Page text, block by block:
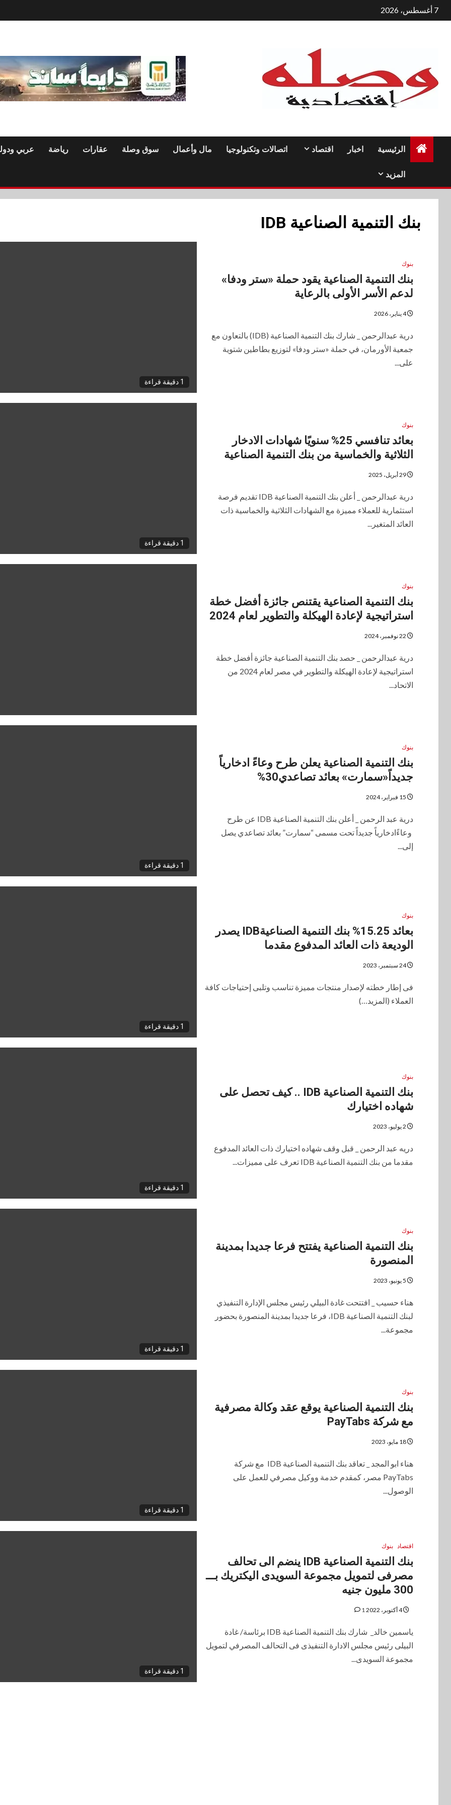
التجاوز
إلى
7 أغسطس، 2026
الرئيسية اخبار اقتصاد اتصالات وتكنولوجيا مال وأعمال سوق وصلة عقارات رياضة عربي
المزيد
بنك التنمية الصناعية IDB
1 دقيقة قراءة
بنوك
بنك التنمية الصناعية يقود حملة «ستر ودفا»
لدعم الأسر الأولى بالرعاية
4 يناير، 2026
درية عبدالرحمن _ شارك بنك التنمية الصناعية (IDB) بالتعاون مع
جمعية الأورمان، في حملة «ستر ودفا» لتوزيع بطاطين شتوية
على...
1 دقيقة قراءة
بنوك
بعائد تنافسي 25% سنويًا شهادات الادخار
الثلاثية والخماسية من بنك التنمية الصناعية
29 أبريل، 2025
درية عبدالرحمن _ أعلن بنك التنمية الصناعية IDB تقديم فرصة
استثمارية للعملاء مميزة مع الشهادات الثلاثية والخماسية ذات
العائد المتغير...
بنوك
بنك التنمية الصناعية يقتنص جائزة أفضل خطة
استراتيجية لإعادة الهيكلة والتطوير لعام 2024
درية عبدالرحمن _ حصد بنك التنمية الصناعية جائزة أفضل خطة
استراتيجية لإعادة الهيكلة والتطوير في مصر لعام 2024 من
الاتحاد...
1 دقيقة قراءة
بنوك
بنك التنمية الصناعية يعلن طرح وعاءً ادخارياً
جديداً«سمارت» بعائد تصاعدي30%
درية عبد الرحمن _ أعلن بنك التنمية الصناعية IDB عن طرح
وعاءًادخارياً جديداً تحت مسمى “سمارت” بعائد تصاعدي يصل
إلى...
1 دقيقة قراءة
بنوك
بعائد 15.25% بنك التنمية الصناعيةIDB يصدر
الوديعة ذات العائد المدفوع مقدما
24 سبتمبر، 2023
فى إطار خطته لإصدار منتجات مميزة تناسب وتلبى إحتياجات كافة
العملاء (المزيد…)
1 دقيقة قراءة
بنوك
بنك التنمية الصناعية IDB .. كيف تحصل على
شهاده اختيارك
دريه عبد الرحمن _ قبل وقف شهاده اختيارك ذات العائد المدفوع
مقدما من بنك التنمية الصناعية IDB تعرف على مميزات...
1 دقيقة قراءة
بنوك
بنك التنمية الصناعية يفتتح فرعا جديدا بمدينة
المنصورة
هناء حسيب _ افتتحت غادة البيلي رئيس مجلس الإدارة التنفيذي
لبنك التنمية الصناعية IDB، فرعا جديدا بمدينة المنصورة بحضور
مجموعة...
1 دقيقة قراءة
بنوك
بنك التنمية الصناعية يوقع عقد وكالة مصرفية
مع شركة PayTabs
18 مايو، 2023
هناء ابو المجد _ تعاقد بنك التنمية الصناعية IDB مع شركة
PayTabs مصر، كمقدم خدمة ووكيل مصرفي للعمل على
الوصول...
1 دقيقة قراءة
اقتصاد بنوك
بنك التنمية الصناعية IDB ينضم الى تحالف
مصرفى لتمويل مجموعة السويدى اليكتريك بـــ
300 مليون جنيه
4 أكتوبر، 2022 1
ياسمين خالد_ شارك بنك التنمية الصناعية IDB برئاسة/ غادة
البيلى رئيس مجلس الادارة التنفيذى فى التحالف المصرفي لتمويل
مجموعة السويدى...